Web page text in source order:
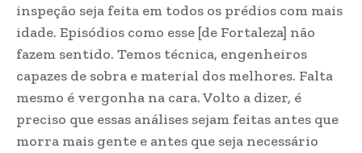
inspeção seja feita em todos os prédios com mais
idade. Episódios como esse [de Fortaleza] não
fazem sentido. Temos técnica, engenheiros
capazes de sobra e material dos melhores. Falta
mesmo é vergonha na cara. Volto a dizer, é
preciso que essas análises sejam feitas antes que
morra mais gente e antes que seja necessário